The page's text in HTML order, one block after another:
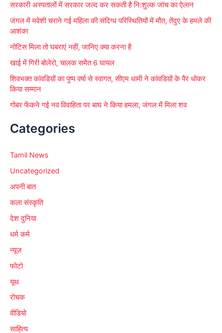
सरकारी अस्पतालों में सरकार जल्द कर सकती है नि:शुल्क जांच का ऐलान
जंगल में मवेशी चराने गई महिला की संदिग्ध परिस्थितियों में मौत, तेंदुए के हमले की
आशंका
नोटिस मिला तो घबराएं नहीं, जानिए क्या करना है
खाई में गिरी बोलेरो, चालक समेेत 6 घायल
शिवभक्त कांवडिय़ों का पुष्प वर्षा से स्वागत, सीएम धामी ने कांवडिय़ों के पैर धोकर
किया सम्मान
गोबर फेंकने गई नव विवाहिता पर बाघ ने किया हमला, जंगल में मिला शव
Categories
Tamil News
Uncategorized
अपनी बात
कला संस्कृति
देश दुनिया
धर्म कर्म
न्यूज़
फोटो
यूथ
रोचक
वीडियो
साहित्य